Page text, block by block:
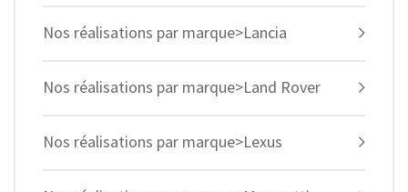
Nos réalisations par marque>Lancia
Nos réalisations par marque>Land Rover
Nos réalisations par marque>Lexus